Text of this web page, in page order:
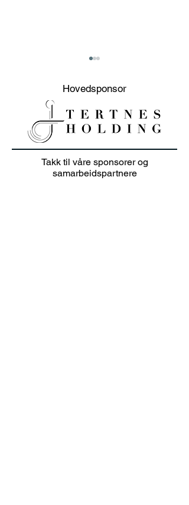
20% sommer salg på
klær i juli 👕🏌️‍♀️
Hovedsponsor
Takk til våre sponsorer og
samarbeidspartnere